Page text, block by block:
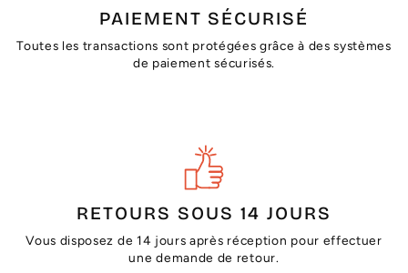
PAIEMENT SÉCURISÉ
Toutes les transactions sont protégées grâce à des systèmes
de paiement sécurisés.
RETOURS SOUS 14 JOURS
Vous disposez de 14 jours après réception pour effectuer
une demande de retour.